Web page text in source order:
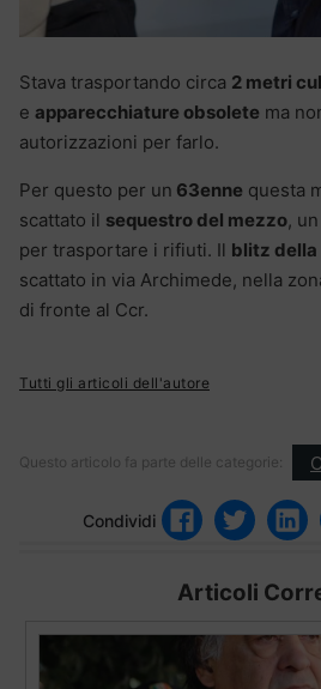
Stava trasportando circa 2 metri
e apparecchiature obsolete ma
autorizzazioni per farlo.
Per questo per un 63enne questa
scattato il sequestro del mezzo,
per trasportare i rifiuti. Il blitz della
scattato in via Archimede, nella
di fronte al Ccr.
Tutti gli articoli dell'autore
Questo articolo fa parte delle categorie:
Condividi
Articoli